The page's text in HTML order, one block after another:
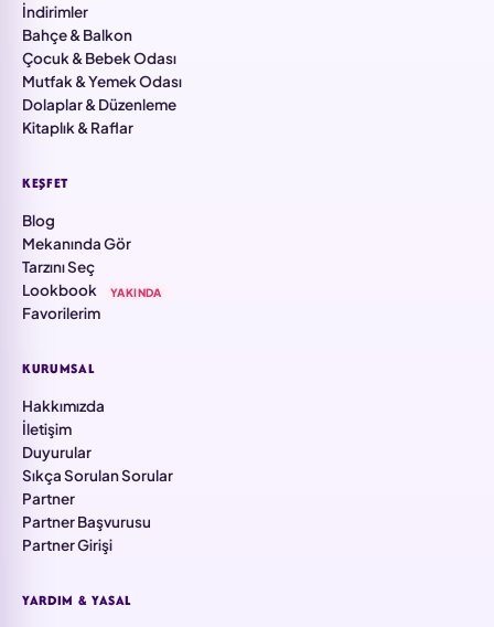
İndirimler
Bahçe & Balkon
Çocuk & Bebek Odası
Mutfak & Yemek Odası
Dolaplar & Düzenleme
Kitaplık & Raflar
KEŞFET
Blog
Mekanında Gör
Tarzını Seç
Lookbook
YAKINDA
Favorilerim
KURUMSAL
Hakkımızda
İletişim
Duyurular
Sıkça Sorulan Sorular
Partner
Partner Başvurusu
Partner Girişi
YARDIM & YASAL